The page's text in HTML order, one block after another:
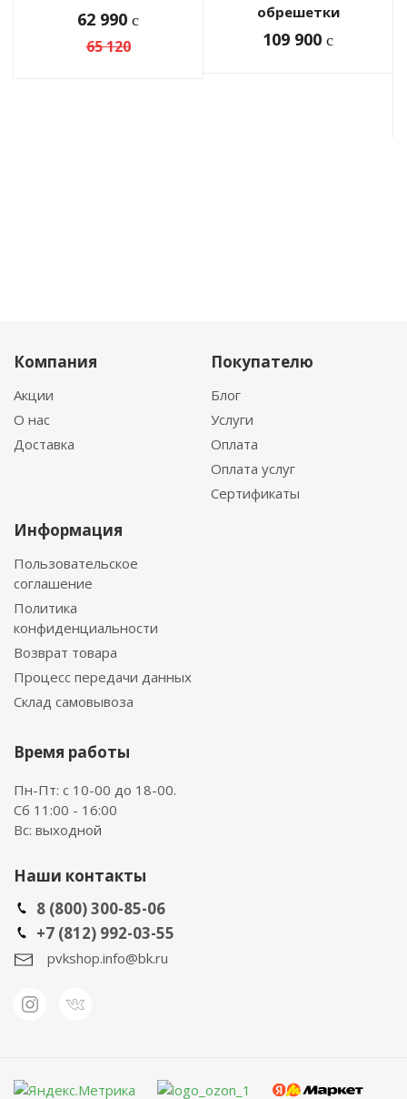
62 990 c
65 120
обрешетки
109 900 c
Компания
Акции
О нас
Доставка
Покупателю
Блог
Услуги
Оплата
Оплата услуг
Сертификаты
Информация
Пользовательское
соглашение
Политика
конфиденциальности
Возврат товара
Процесс передачи данных
Склад самовывоза
Время работы
Пн-Пт: с 10-00 до 18-00.
Сб 11:00 - 16:00
Вс: выходной
Наши контакты
8 (800) 300-85-06
+7 (812) 992-03-55
pvkshop.info@bk.ru